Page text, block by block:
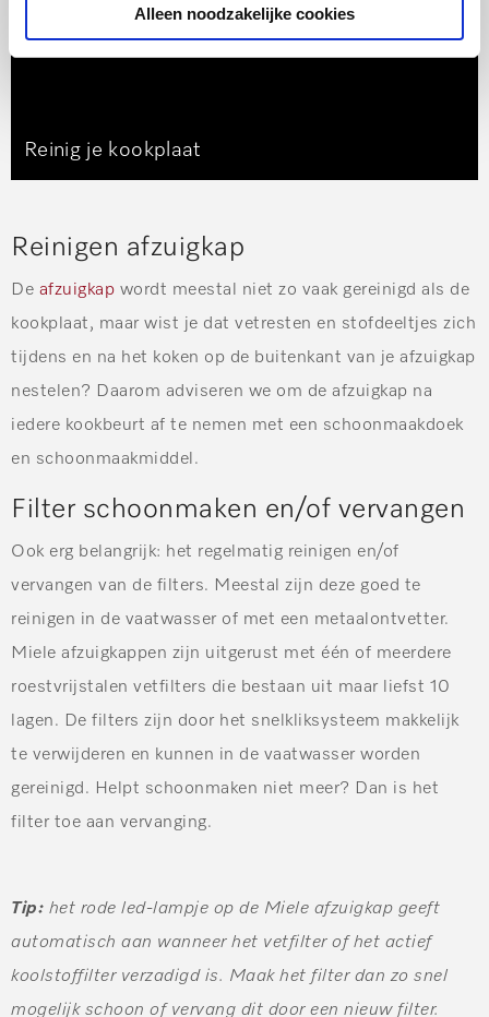
Alleen noodzakelijke cookies
Reinig je kookplaat
Reinigen afzuigkap
De afzuigkap wordt meestal niet zo vaak gereinigd als de
kookplaat, maar wist je dat vetresten en stofdeeltjes zich
tijdens en na het koken op de buitenkant van je afzuigkap
nestelen? Daarom adviseren we om de afzuigkap na
iedere kookbeurt af te nemen met een schoonmaakdoek
en schoonmaakmiddel.
Filter schoonmaken en/of vervangen
Ook erg belangrijk: het regelmatig reinigen en/of
vervangen van de filters. Meestal zijn deze goed te
reinigen in de vaatwasser of met een metaalontvetter.
Miele afzuigkappen zijn uitgerust met één of meerdere
roestvrijstalen vetfilters die bestaan uit maar liefst 10
lagen. De filters zijn door het snelkliksysteem makkelijk
te verwijderen en kunnen in de vaatwasser worden
gereinigd. Helpt schoonmaken niet meer? Dan is het
filter toe aan vervanging.
Tip: het rode led-lampje op de Miele afzuigkap geeft
automatisch aan wanneer het vetfilter of het actief
koolstoffilter verzadigd is. Maak het filter dan zo snel
mogelijk schoon of vervang dit door een nieuw filter.